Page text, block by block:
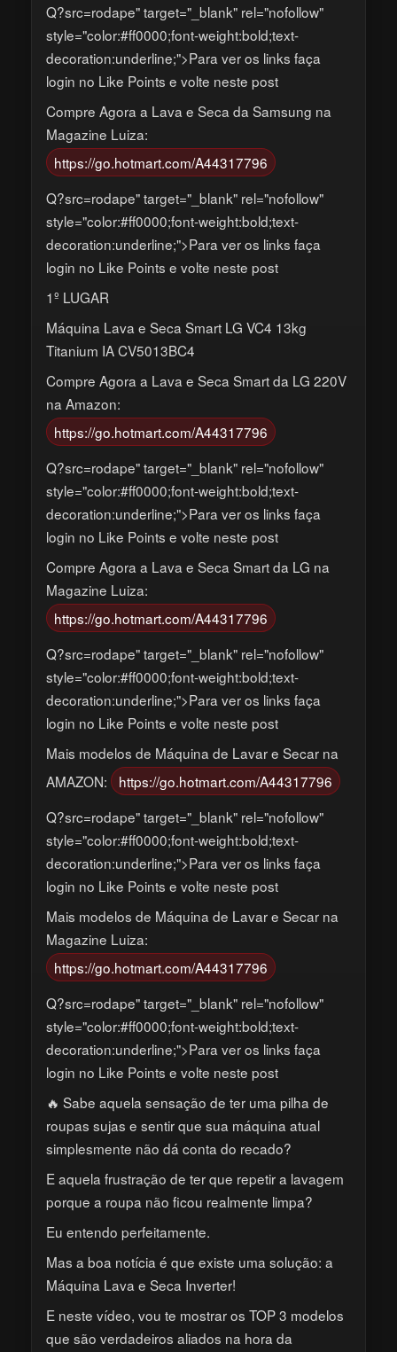
Q?src=rodape" target="_blank" rel="nofollow"
style="color:#ff0000;font-weight:bold;text-
decoration:underline;">Para ver os links faça
login no Like Points e volte neste post
Compre Agora a Lava e Seca da Samsung na
Magazine Luiza:
https://go.hotmart.com/A44317796
Q?src=rodape" target="_blank" rel="nofollow"
style="color:#ff0000;font-weight:bold;text-
decoration:underline;">Para ver os links faça
login no Like Points e volte neste post
1º LUGAR
Máquina Lava e Seca Smart LG VC4 13kg
Titanium IA CV5013BC4
Compre Agora a Lava e Seca Smart da LG 220V
na Amazon:
https://go.hotmart.com/A44317796
Q?src=rodape" target="_blank" rel="nofollow"
style="color:#ff0000;font-weight:bold;text-
decoration:underline;">Para ver os links faça
login no Like Points e volte neste post
Compre Agora a Lava e Seca Smart da LG na
Magazine Luiza:
https://go.hotmart.com/A44317796
Q?src=rodape" target="_blank" rel="nofollow"
style="color:#ff0000;font-weight:bold;text-
decoration:underline;">Para ver os links faça
login no Like Points e volte neste post
Mais modelos de Máquina de Lavar e Secar na
AMAZON:
https://go.hotmart.com/A44317796
Q?src=rodape" target="_blank" rel="nofollow"
style="color:#ff0000;font-weight:bold;text-
decoration:underline;">Para ver os links faça
login no Like Points e volte neste post
Mais modelos de Máquina de Lavar e Secar na
Magazine Luiza:
https://go.hotmart.com/A44317796
Q?src=rodape" target="_blank" rel="nofollow"
style="color:#ff0000;font-weight:bold;text-
decoration:underline;">Para ver os links faça
login no Like Points e volte neste post
🔥 Sabe aquela sensação de ter uma pilha de
roupas sujas e sentir que sua máquina atual
simplesmente não dá conta do recado?
E aquela frustração de ter que repetir a lavagem
porque a roupa não ficou realmente limpa?
Eu entendo perfeitamente.
Mas a boa notícia é que existe uma solução: a
Máquina Lava e Seca Inverter!
E neste vídeo, vou te mostrar os TOP 3 modelos
que são verdadeiros aliados na hora da